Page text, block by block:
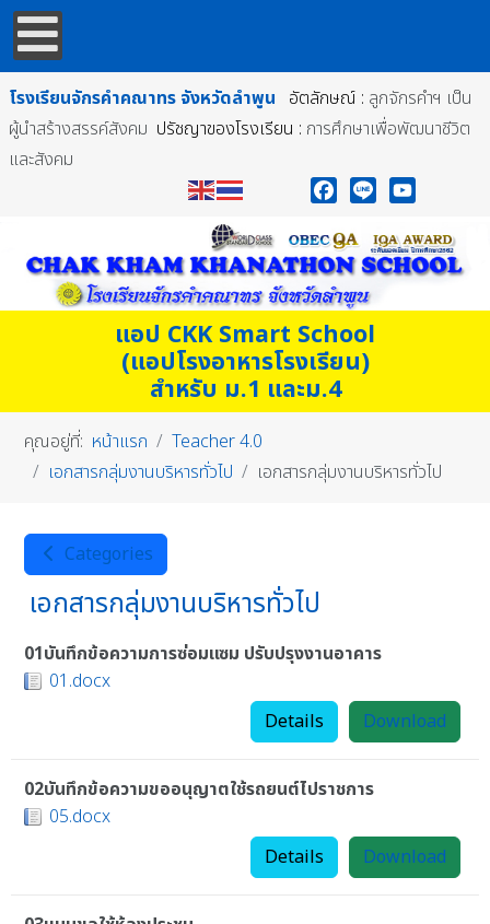
โรงเรียนจักรคำคณาทร จังหวัดลำพูน อัตลักษณ์ : ลูกจักรคำฯ เป็น
ผู้นำสร้างสรรค์สังคม ปรัชญาของโรงเรียน : การศึกษาเพื่อพัฒนาชีวิต
และสังคม
แอป CKK Smart School
(แอปโรงอาหารโรงเรียน)
สำหรับ ม.1 และม.4
คุณอยู่ที่: หน้าแรก
Teacher 4.0
เอกสารกลุ่มงานบริหารทั่วไป
เอกสารกลุ่มงานบริหารทั่วไป
Categories
เอกสารกลุ่มงานบริหารทั่วไป
01บันทึกข้อความการซ่อมแซม ปรับปรุงงานอาคาร
01.docx
Download
Details
02บันทึกข้อความขออนุญาตใช้รถยนต์ไปราชการ
05.docx
Download
Details